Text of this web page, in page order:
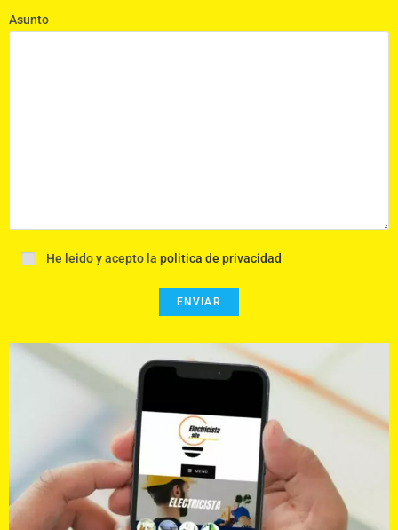
Asunto
He leido y acepto la politica de privacidad